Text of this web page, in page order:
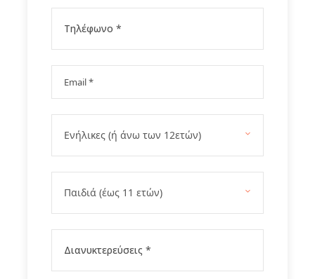
Gallery